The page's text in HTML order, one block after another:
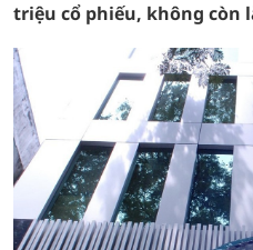
triệu cổ phiếu, không còn